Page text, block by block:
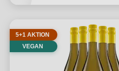
5+1 AKTION
VEGAN